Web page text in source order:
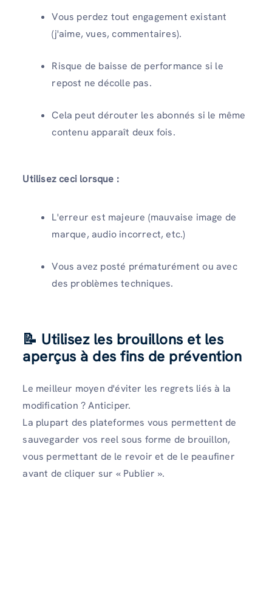
Vous perdez tout engagement existant
(j'aime, vues, commentaires).
Risque de baisse de performance si le
repost ne décolle pas.
Cela peut dérouter les abonnés si le même
contenu apparaît deux fois.
Utilisez ceci lorsque :
L'erreur est majeure (mauvaise image de
marque, audio incorrect, etc.)
Vous avez posté prématurément ou avec
des problèmes techniques.
📝 Utilisez les brouillons et les
aperçus à des fins de prévention
Le meilleur moyen d'éviter les regrets liés à la
modification ? Anticiper.
La plupart des plateformes vous permettent de
sauvegarder vos reel sous forme de brouillon,
vous permettant de le revoir et de le peaufiner
avant de cliquer sur « Publier ».